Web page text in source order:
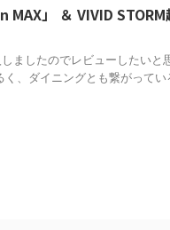
」 ＆ VIVID
ましたのでレビューしたいと
、ダイニングとも繋がって